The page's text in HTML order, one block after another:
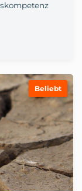
Beliebt